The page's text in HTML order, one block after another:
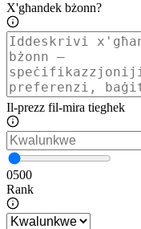
X'għandek bżonn?
Il-prezz fil-mira tiegħek
0500
Rank